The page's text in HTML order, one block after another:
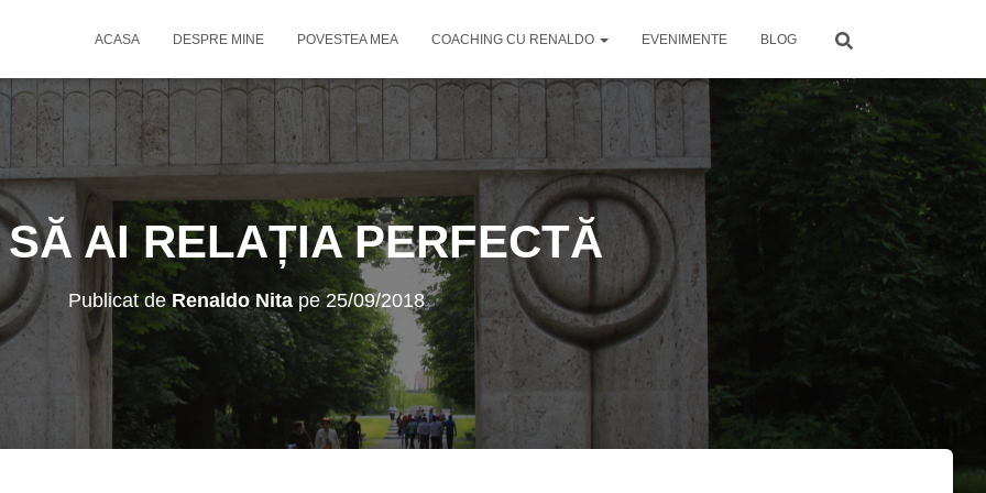
ACASA DESPRE MINE POVESTEA MEA COACHING CU RENALDO EVENIMENTE BLOG
AI RELAȚIA PERFECTĂ
Publicat deRenaldo Nitape25/09/2018